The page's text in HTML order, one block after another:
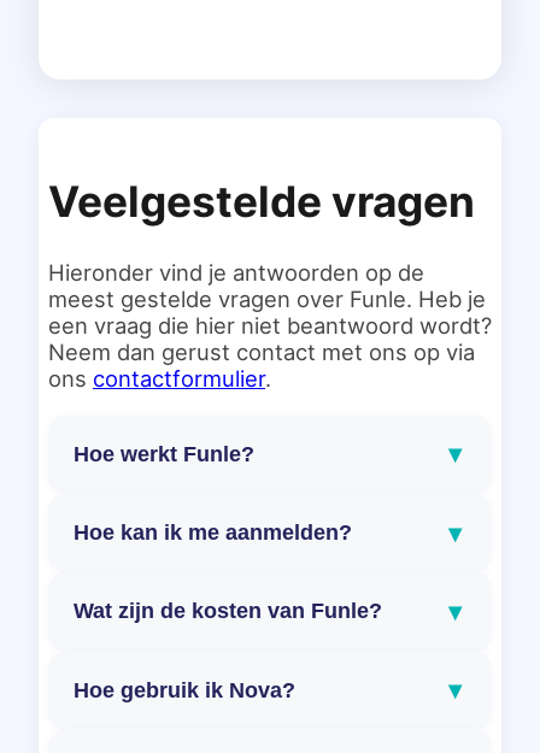
Veelgestelde vragen
Hieronder vind je antwoorden op de
meest gestelde vragen over Funle. Heb je
een vraag die hier niet beantwoord wordt?
Neem dan gerust contact met ons op via
ons contactformulier.
Hoe werkt Funle? ▾
Hoe kan ik me aanmelden? ▾
Wat zijn de kosten van Funle? ▾
Hoe gebruik ik Nova? ▾